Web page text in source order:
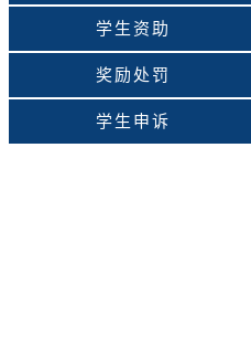
学生资助
奖励处罚
学生申诉